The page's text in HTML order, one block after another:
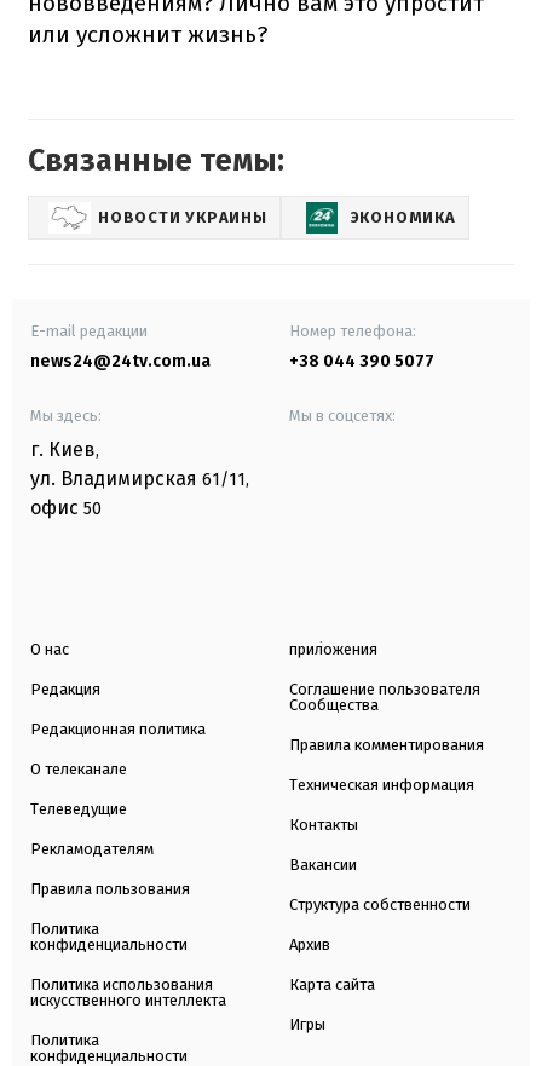
или усложнит жизнь?
Связанные темы:
НОВОСТИ УКРАИНЫ ЭКОНОМИКА
E-mail редакции
news24@24tv.com.ua
Номер телефона:
+38 044 390 5077
Мы здесь:
г. Киев,
ул. Владимирская 61/11,
офис 50
Мы в соцсетях:
О нас
Редакция
Редакционная политика
О телеканале
Телеведущие
Рекламодателям
Правила пользования
Политика
конфиденциальности
Политика использования
искусственного интеллекта
Политика
конфиденциальности
приложения
Соглашение пользователя
Сообщества
Правила комментирования
Техническая информация
Контакты
Вакансии
Структура собственности
Архив
Карта сайта
Игры